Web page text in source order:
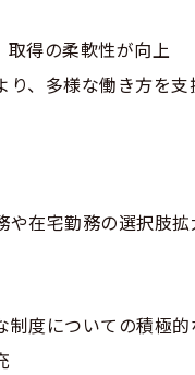
取得の柔軟性が向上
り、多様な働き方を支
在宅勤務の選択肢拡
度についての積極的